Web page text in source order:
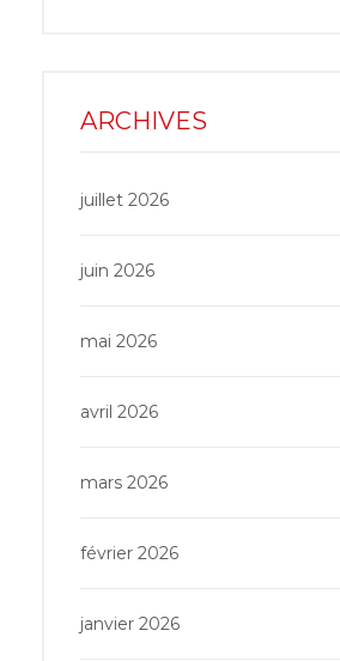
ARCHIVES
juillet 2026
juin 2026
mai 2026
avril 2026
mars 2026
février 2026
janvier 2026